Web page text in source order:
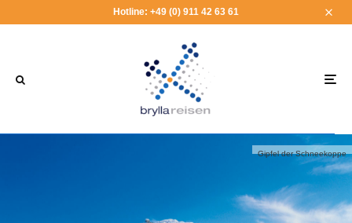
Hotline: +49 (0) 911 42 63 61
Gipfel der Schneekoppe